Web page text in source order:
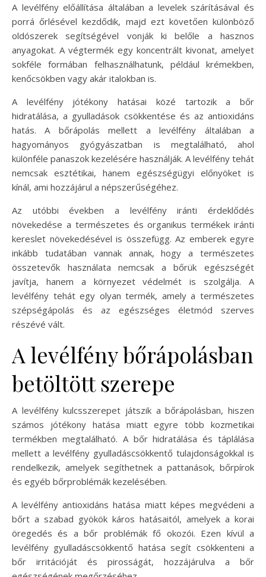
A levélfény előállítása általában a levelek szárításával és
porrá őrlésével kezdődik, majd ezt követően különböző
oldószerek segítségével vonják ki belőle a hasznos
anyagokat. A végtermék egy koncentrált kivonat, amelyet
sokféle formában felhasználhatunk, például krémekben,
kenőcsökben vagy akár italokban is.
A levélfény jótékony hatásai közé tartozik a bőr
hidratálása, a gyulladások csökkentése és az antioxidáns
hatás. A bőrápolás mellett a levélfény általában a
hagyományos gyógyászatban is megtalálható, ahol
különféle panaszok kezelésére használják. A levélfény tehát
nemcsak esztétikai, hanem egészségügyi előnyöket is
kínál, ami hozzájárul a népszerűségéhez.
Az utóbbi években a levélfény iránti érdeklődés
növekedése a természetes és organikus termékek iránti
kereslet növekedésével is összefügg. Az emberek egyre
inkább tudatában vannak annak, hogy a természetes
összetevők használata nemcsak a bőrük egészségét
javítja, hanem a környezet védelmét is szolgálja. A
levélfény tehát egy olyan termék, amely a természetes
szépségápolás és az egészséges életmód szerves
részévé vált.
A levélfény bőrápolásban
betöltött szerepe
A levélfény kulcsszerepet játszik a bőrápolásban, hiszen
számos jótékony hatása miatt egyre több kozmetikai
termékben megtalálható. A bőr hidratálása és táplálása
mellett a levélfény gyulladáscsökkentő tulajdonságokkal is
rendelkezik, amelyek segíthetnek a pattanások, bőrpírok
és egyéb bőrproblémák kezelésében.
A levélfény antioxidáns hatása miatt képes megvédeni a
bőrt a szabad gyökök káros hatásaitól, amelyek a korai
öregedés és a bőr problémák fő okozói. Ezen kívül a
levélfény gyulladáscsökkentő hatása segít csökkenteni a
bőr irritációját és pirosságát, hozzájárulva a bőr